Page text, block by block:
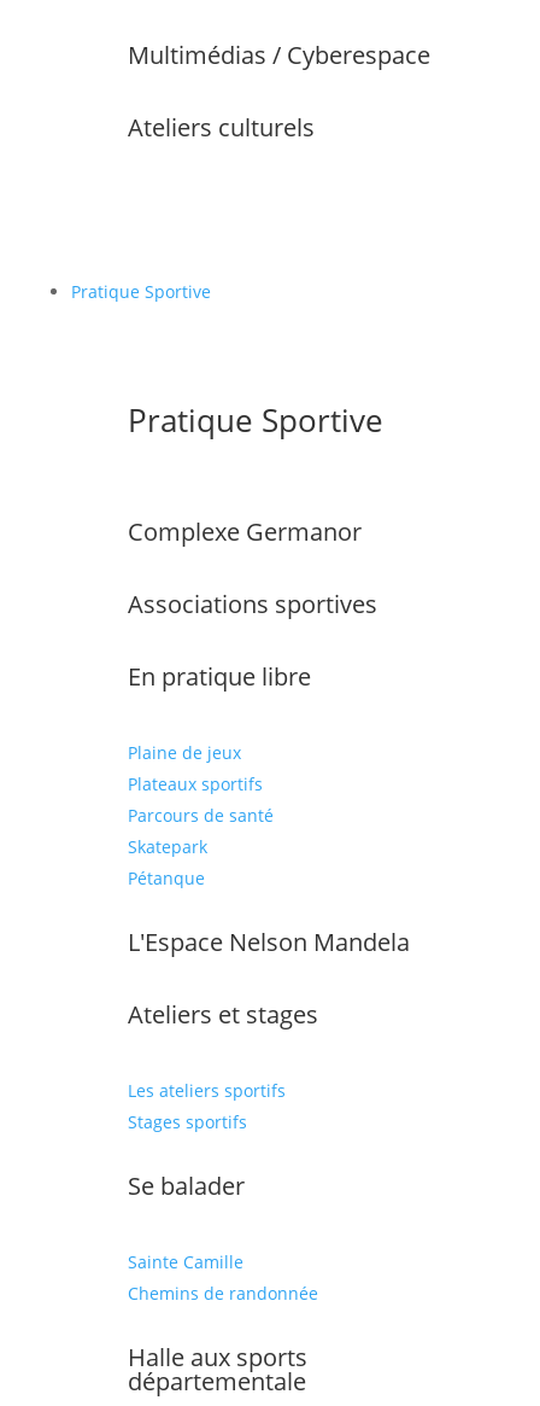
Multimédias / Cyberespace
Ateliers culturels
Pratique Sportive
Pratique Sportive
Complexe Germanor
Associations sportives
En pratique libre
Plaine de jeux
Plateaux sportifs
Parcours de santé
Skatepark
Pétanque
L'Espace Nelson Mandela
Ateliers et stages
Les ateliers sportifs
Stages sportifs
Se balader
Sainte Camille
Chemins de randonnée
Halle aux sports
départementale